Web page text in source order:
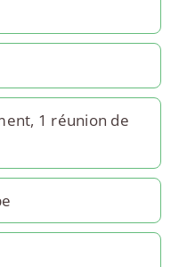
1 réunion de